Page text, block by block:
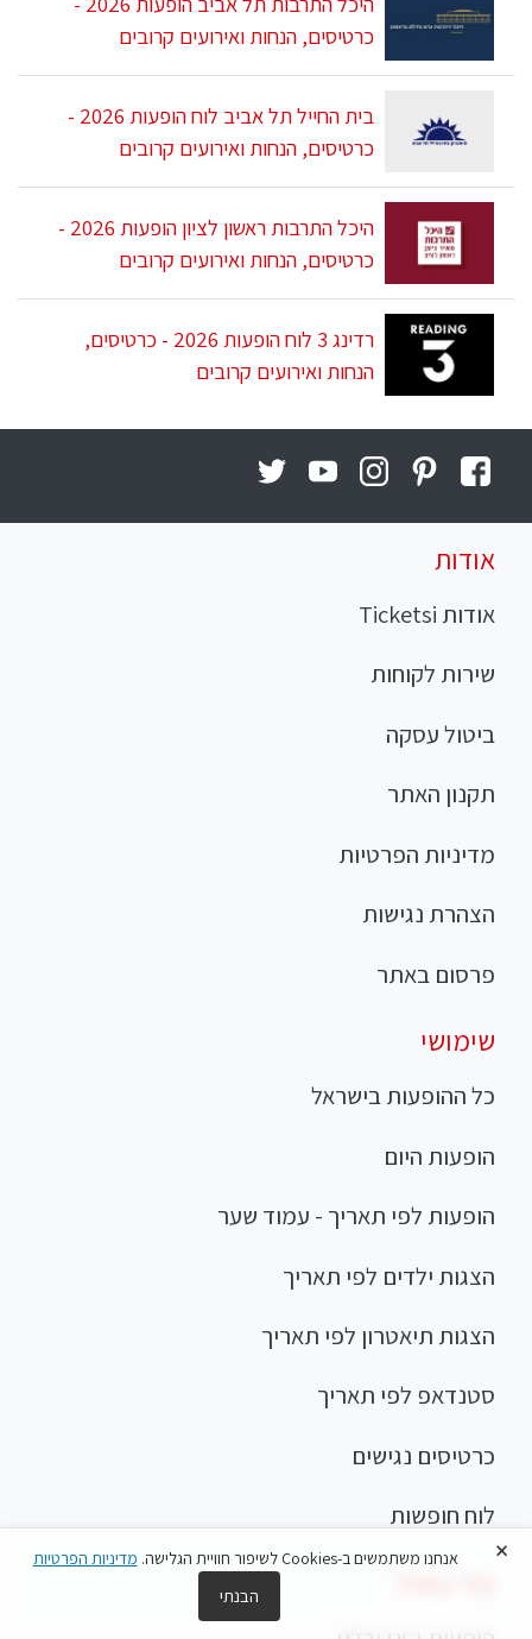
כרטיסים, הנחות ואירועים קרובים
בית החייל תל אביב לוח הופעות 2026 -
כרטיסים, הנחות ואירועים קרובים
היכל התרבות ראשון לציון הופעות 2026 -
כרטיסים, הנחות ואירועים קרובים
רדינג 3 לוח הופעות 2026 - כרטיסים,
הנחות ואירועים קרובים
אודות
אודות Ticketsi
שירות לקוחות
ביטול עסקה
תקנון האתר
מדיניות הפרטיות
הצהרת נגישות
פרסום באתר
שימושי
כל ההופעות בישראל
הופעות היום
הופעות לפי תאריך - עמוד שער
הצגות ילדים לפי תאריך
הצגות תיאטרון לפי תאריך
סטנדאפ לפי תאריך
כרטיסים נגישים
לוח חופשות
× אנחנו משתמשים ב-Cookies לשיפור חוויית הגלישה. מדיניות הפרטיות
הבנתי